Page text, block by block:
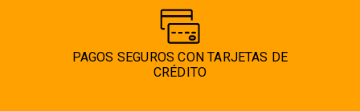
PAGOS SEGUROS CON TARJETAS DE
CRÉDITO